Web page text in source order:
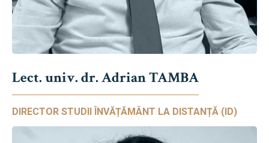
Lect. univ. dr. Adrian TAMBA
DIRECTOR STUDII ÎNVĂȚĂMÂNT LA DISTANȚĂ (ID)